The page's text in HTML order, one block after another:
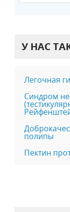
У НАС
Легочная
Синдром
полипы
Пектин